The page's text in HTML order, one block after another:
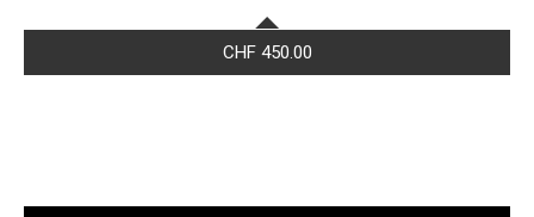
CHF450.00